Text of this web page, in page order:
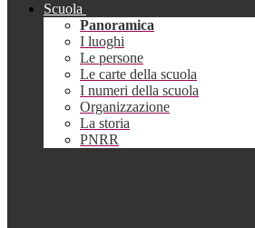
Scuola
Panoramica
I luoghi
Le persone
Le carte della scuola
I numeri della scuola
Organizzazione
La storia
PNRR